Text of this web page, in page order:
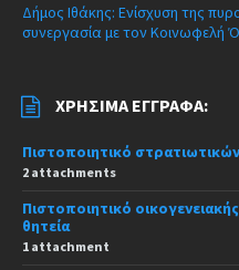
Δήμος Ιθάκης: Ενίσχυση της
συνεργασία με τον Κοινωφελή
ΧΡΉΣΙΜΑ ΈΓΓΡΑΦΑ:
Πιστοποιητικό
2 attachments
Πιστοποιητικό
θητεία
1 attachment